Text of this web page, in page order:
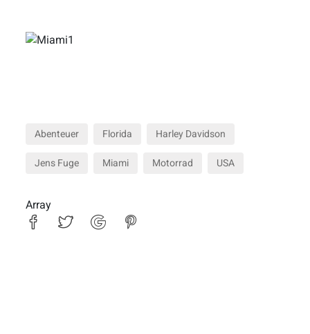
Abenteuer Florida
Harley Davidson
Jens Fuge
Miami Motorrad USA
Array